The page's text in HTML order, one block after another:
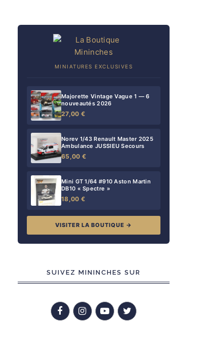
MINIATURES EXCLUSIVES
Majorette Vintage Vague 1 — 6
nouveautés 2026
27,00 €
Norev 1/43 Renault Master 2025
Ambulance JUSSIEU Secours
65,00 €
Mini GT 1/64 #910 Aston Martin
DB10 « Spectre »
18,00 €
VISITER LA BOUTIQUE →
SUIVEZ MININCHES SUR